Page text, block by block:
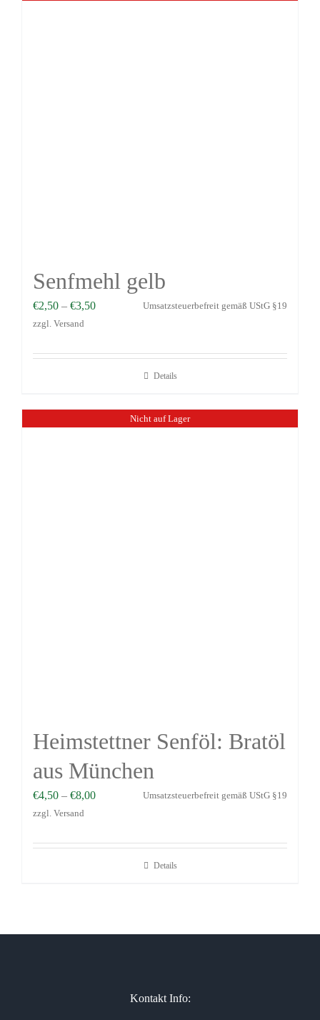
Senfmehl gelb
€2,50 – €3,50
Umsatzsteuerbefreit gemäß UStG §19
zzgl. Versand
Details
Nicht auf Lager
Heimstettner Senföl: Bratöl
aus München
€4,50 – €8,00
Umsatzsteuerbefreit gemäß UStG §19
zzgl. Versand
Details
Kontakt Info: